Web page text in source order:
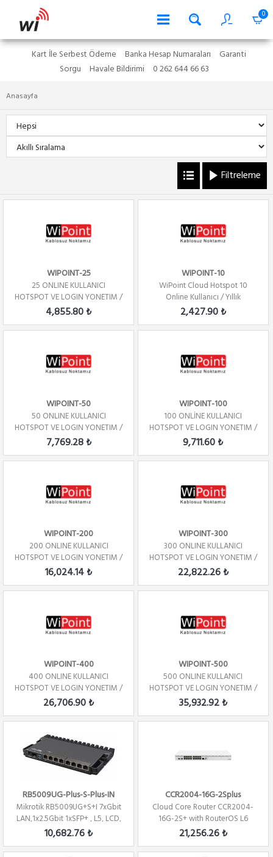
0
Kart İle Serbest Ödeme Banka Hesap Numaraları
Garanti
Sorgu
Havale Bildirimi 0 262 644 66 63
Anasayfa
Filtreleme
WIPOINT-25
25 ONLINE KULLANICI
HOTSPOT VE LOGIN YONETIM /
YILLIK
4,855.80 ₺
WIPOINT-10
WiPoint Cloud Hotspot 10
Online Kullanıcı / Yıllık
2,427.90 ₺
WIPOINT-50
50 ONLINE KULLANICI
HOTSPOT VE LOGIN YONETIM /
YILLIK
7,769.28 ₺
WIPOINT-100
100 ONLİNE KULLANICI
HOTSPOT VE LOGIN YONETIM /
YILLIK
9,711.60 ₺
WIPOINT-200
200 ONLINE KULLANICI
HOTSPOT VE LOGIN YONETIM /
YILLIK
16,024.14 ₺
WIPOINT-300
300 ONLINE KULLANICI
HOTSPOT VE LOGIN YONETIM /
YILLIK
22,822.26 ₺
WIPOINT-400
400 ONLINE KULLANICI
HOTSPOT VE LOGIN YONETIM /
YILLIK
26,706.90 ₺
WIPOINT-500
500 ONLINE KULLANICI
HOTSPOT VE LOGIN YONETIM /
YILLIK
35,932.92 ₺
RB5009UG-Plus-S-Plus-IN
Mikrotik RB5009UG+S+I 7xGbit
LAN,1x2.5Gbit 1xSFP+ , L5, LCD,
1U, ...
10,682.76 ₺
CCR2004-16G-2Splus
Cloud Core Router CCR2004-
16G-2S+ with RouterOS L6
license Firew...
21,256.26 ₺